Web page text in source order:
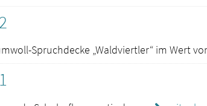
Spruchdecke „Waldviertler“ im Wert